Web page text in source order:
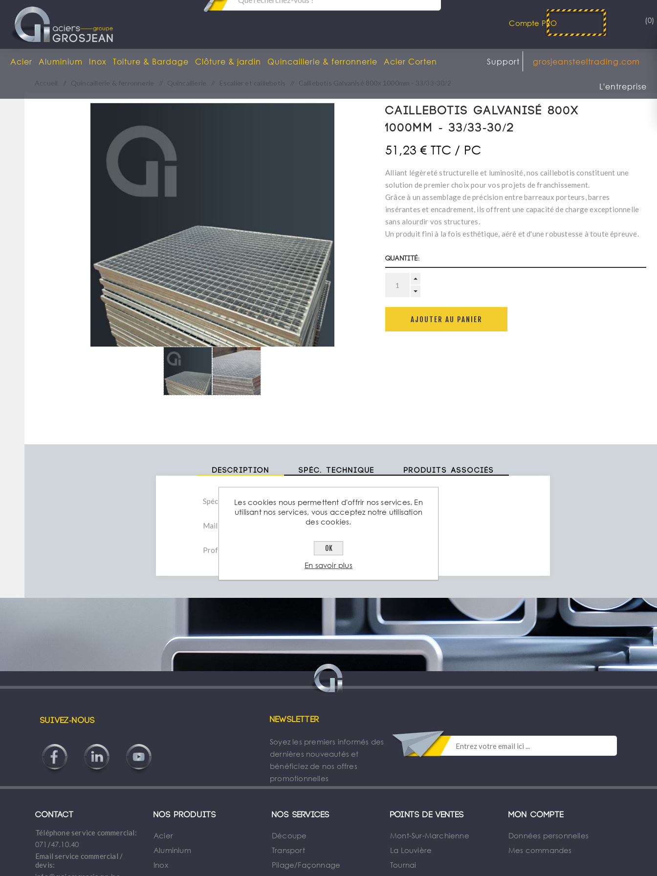
Compte PRO (0)
Acier Aluminium Inox Toiture & Bardage Clôture & jardin Quincaillerie & ferronnerie Acier Corten grosjeansteeltrading.com
Support
L'entreprise
Accueil Quincaillerie & ferronnerie Quincaillerie Escalier et caillebotis Caillebotis Galvanisé 800x 1000mm - 33/33-30/2
Caillebotis Galvanisé 800x
1000mm - 33/33-30/2
51,23 € TTC / PC
Alliant légèreté structurelle et luminosité, nos caillebotis constituent une
solution de premier choix pour vos projets de franchissement.
Grâce à un assemblage de précision entre barreaux porteurs, barres
insérantes et encadrement, ils offrent une capacité de charge exceptionnelle
sans alourdir vos structures.
Un produit fini à la fois esthétique, aéré et d'une robustesse à toute épreuve.
Quantité:
AJOUTER AU PANIER
Description Spéc. technique Produits associés
Spécifications:
Mailles standards pour barreaux porteurs : 33,3mm
Profils des barreaux porteurs : 30/2mm
Suivez-nous Newsletter
Soyez les premiers informés des
dernières nouveautés et
bénéficiez de nos offres
promotionnelles
Contact
Téléphone service commercial:
071/47.10.40
Email service commercial /
devis:
Nos produits
Acier
Aluminium
Inox
Nos services
Découpe
Transport
Pilage/Façonnage
Points de ventes
Mont-Sur-Marchienne
La Louvière
Tournai
Mon compte
Données personnelles
Mes commandes
Les cookies nous permettent d'offrir nos services. En
utilisant nos services, vous acceptez notre utilisation
des cookies.
OK
En savoir plus